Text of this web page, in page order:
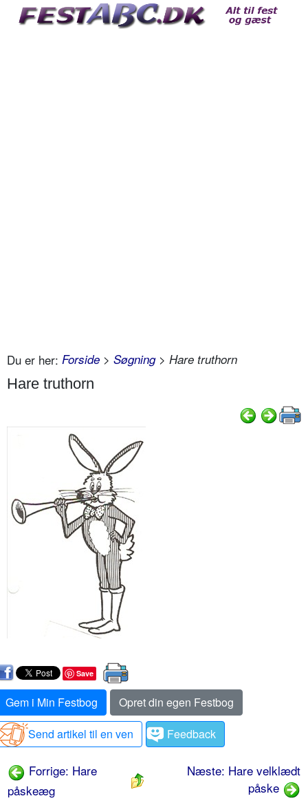
Du er her: Forside > Søgning> Hare truthorn
Hare truthorn
Save
Gem i Min Festbog
Opret din egen Festbog
Send artikel til en ven
Feedback
Forrige: Hare
påskeæg
Næste: Hare velklædt
påske